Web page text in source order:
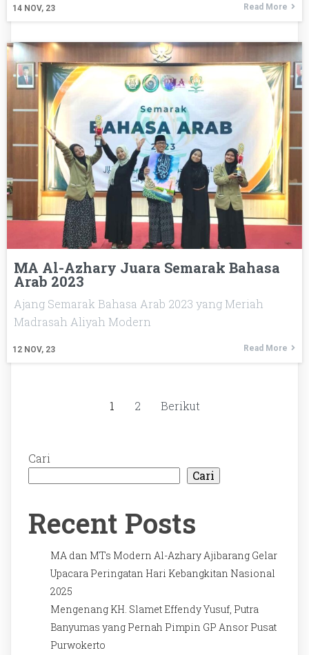
14 NOV, 23 Read More
MA Al-Azhary Juara Semarak Bahasa
Arab 2023
12 NOV, 23
Ajang Semarak Bahasa Arab 2023 yang Meriah
Madrasah Aliyah Modern
Read More
1 2 Berikut
Cari
Cari
Recent Posts
MA dan MTs Modern Al-Azhary Ajibarang Gelar
Upacara Peringatan Hari Kebangkitan Nasional
2025
Mengenang KH. Slamet Effendy Yusuf, Putra
Banyumas yang Pernah Pimpin GP Ansor Pusat
Purwokerto